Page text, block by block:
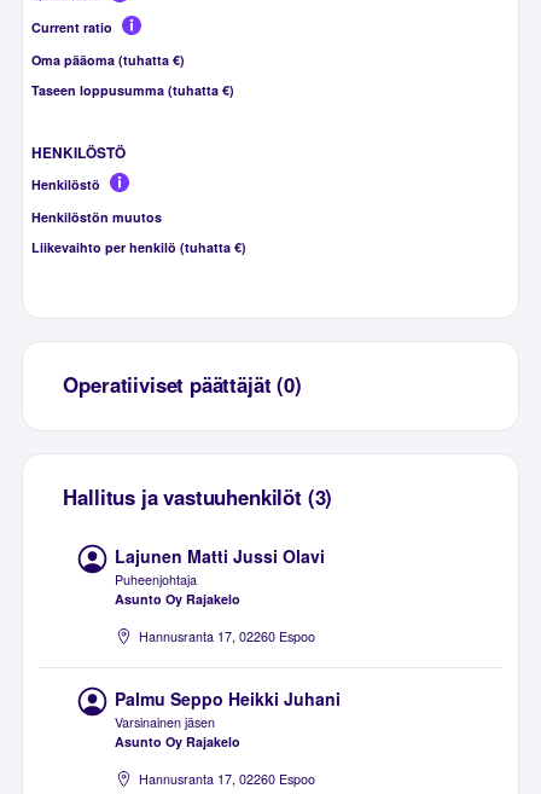
Current ratio
Oma pääoma (tuhatta €)
Taseen loppusumma (tuhatta €)
HENKILÖSTÖ
Henkilöstö
Henkilöstön muutos
Liikevaihto per henkilö (tuhatta €)
Operatiiviset päättäjät (0)
Hallitus ja vastuuhenkilöt (3)
Lajunen Matti Jussi Olavi
Puheenjohtaja
Asunto Oy Rajakelo
Hannusranta 17, 02260 Espoo
Palmu Seppo Heikki Juhani
Varsinainen jäsen
Asunto Oy Rajakelo
Hannusranta 17, 02260 Espoo